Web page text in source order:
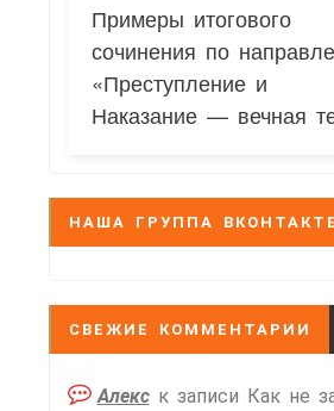
Примеры итогового
сочинения по
«Преступление и
Наказание — вечная
НАША ГРУППА ВКОНТАКТЕ
СВЕЖИЕ КОММЕНТАРИИ
Алекск записи Как не